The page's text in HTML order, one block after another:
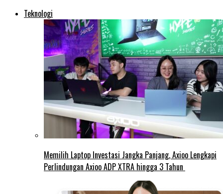
Teknologi
Memilih Laptop Investasi Jangka Panjang, Axioo Lengkapi
Perlindungan Axioo ADP XTRA hingga 3 Tahun